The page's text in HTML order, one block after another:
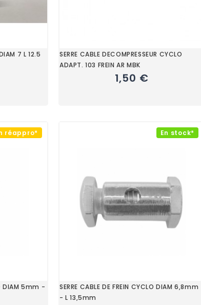
7 L 12.5
SERRE CABLE DECOMPRESSEUR CYCLO
ADAPT. 103 FREIN AR MBK
1,50 €
réappro*
- DIAM 5mm -
En stock*
SERRE CABLE DE FREIN CYCLO DIAM 6,8mm
- L 13,5mm